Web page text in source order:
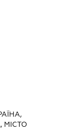
МІСТО